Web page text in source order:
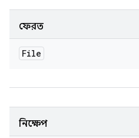
ফেরত
File
নিক্ষেপ